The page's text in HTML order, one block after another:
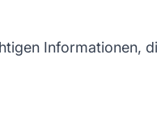
Informationen,